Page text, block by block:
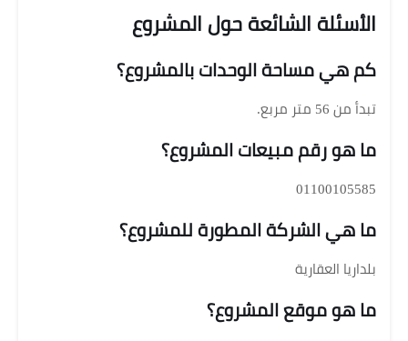
الأسئلة الشائعة حول المشروع
كم هي مساحة الوحدات بالمشروع؟
تبدأ من 56 متر مربع.
ما هو رقم مبيعات المشروع؟
01100105585
ما هي الشركة المطورة للمشروع؟
بلداريا العقارية
ما هو موقع المشروع؟